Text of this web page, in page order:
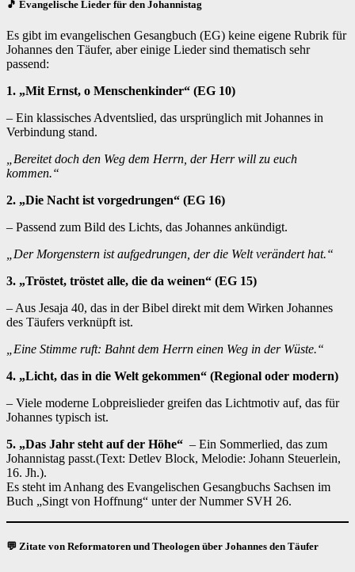
🎵 Evangelische Lieder für den Johannistag
Es gibt im evangelischen Gesangbuch (EG) keine eigene Rubrik für
Johannes den Täufer, aber einige Lieder sind thematisch sehr
passend:
1. „Mit Ernst, o Menschenkinder“ (EG 10)
– Ein klassisches Adventslied, das ursprünglich mit Johannes in
Verbindung stand.
„Bereitet doch den Weg dem Herrn, der Herr will zu euch
kommen.“
2. „Die Nacht ist vorgedrungen“ (EG 16)
– Passend zum Bild des Lichts, das Johannes ankündigt.
„Der Morgenstern ist aufgedrungen, der die Welt verändert hat.“
3. „Tröstet, tröstet alle, die da weinen“ (EG 15)
– Aus Jesaja 40, das in der Bibel direkt mit dem Wirken Johannes
des Täufers verknüpft ist.
„Eine Stimme ruft: Bahnt dem Herrn einen Weg in der Wüste.“
4. „Licht, das in die Welt gekommen“ (Regional oder modern)
– Viele moderne Lobpreislieder greifen das Lichtmotiv auf, das für
Johannes typisch ist.
5. „Das Jahr steht auf der Höhe“ – Ein Sommerlied, das zum
Johannistag passt.(Text: Detlev Block, Melodie: Johann Steuerlein,
16. Jh.).
Es steht im Anhang des Evangelischen Gesangbuchs Sachsen im
Buch „Singt von Hoffnung“ unter der Nummer SVH 26.
💬 Zitate von Reformatoren und Theologen über Johannes den Täufer